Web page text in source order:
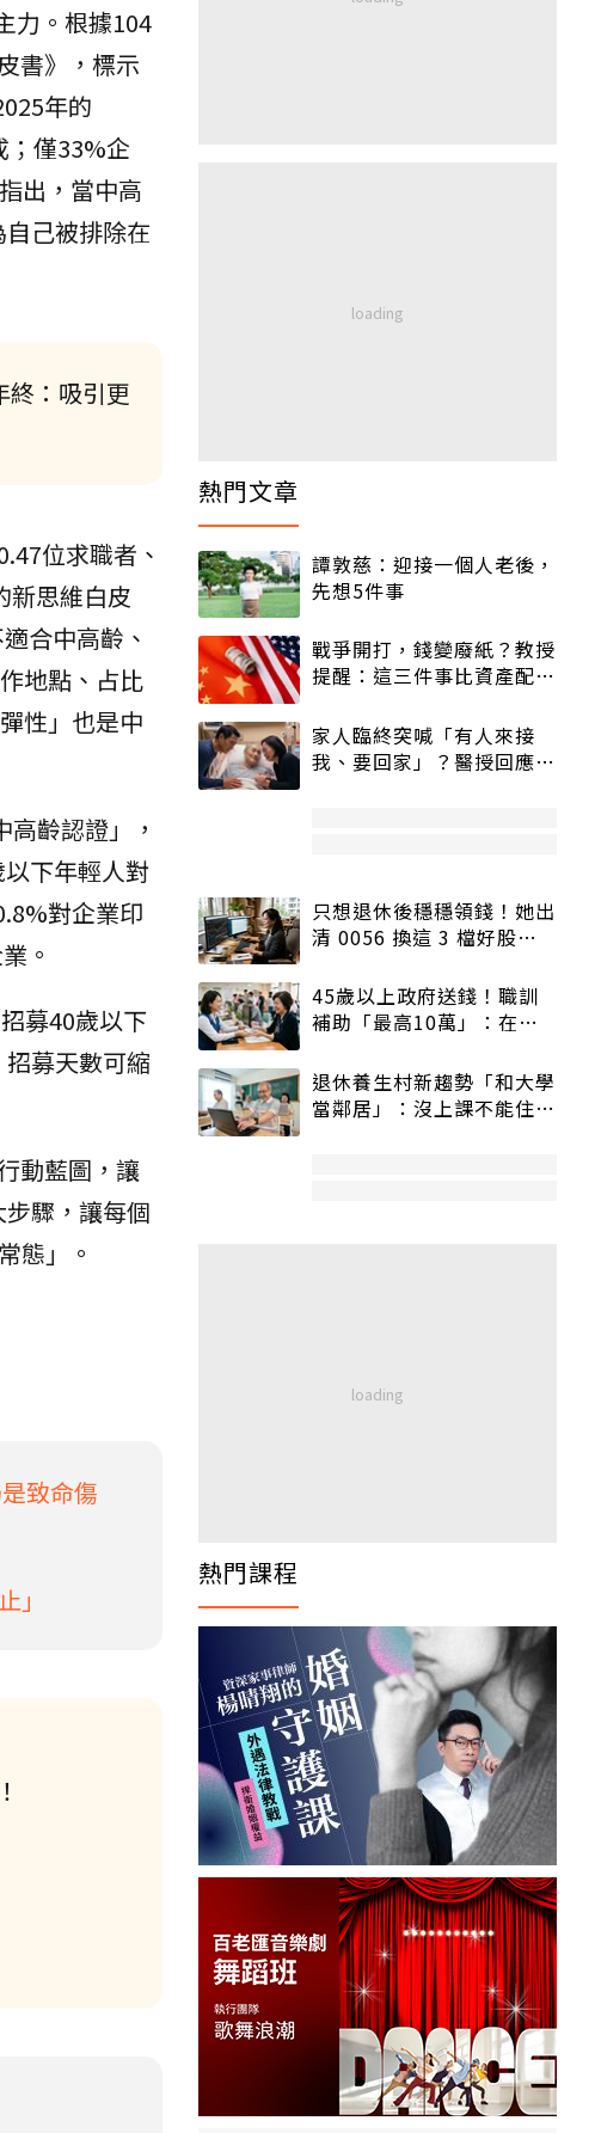
力。根據104
書》，標示
年的
；僅33%企
出，當中高
己被排除在
終：吸引更
位求職者、
新思維白皮
合中高齡、
地點、占比
性」也是中
齡認證」，
下年輕人對
對企業印
。
募40歲以下
募天數可縮
動藍圖，讓
驟，讓每個
態」。
致命傷
熱門文章
譚敦慈：迎接一個人老後，
先想5件事
戰爭開打，錢變廢紙？教授
提醒：這三件事比資產配置
家人臨終突喊「有人來接
我、要回家」？醫授回應方
只想退休後穩穩領錢！她出
清 0056 換這 3 檔好股：
45歲以上政府送錢！職訓
補助「最高10萬」：在
退休養生村新趨勢「和大學
當鄰居」：沒上課不能住、
熱門課程